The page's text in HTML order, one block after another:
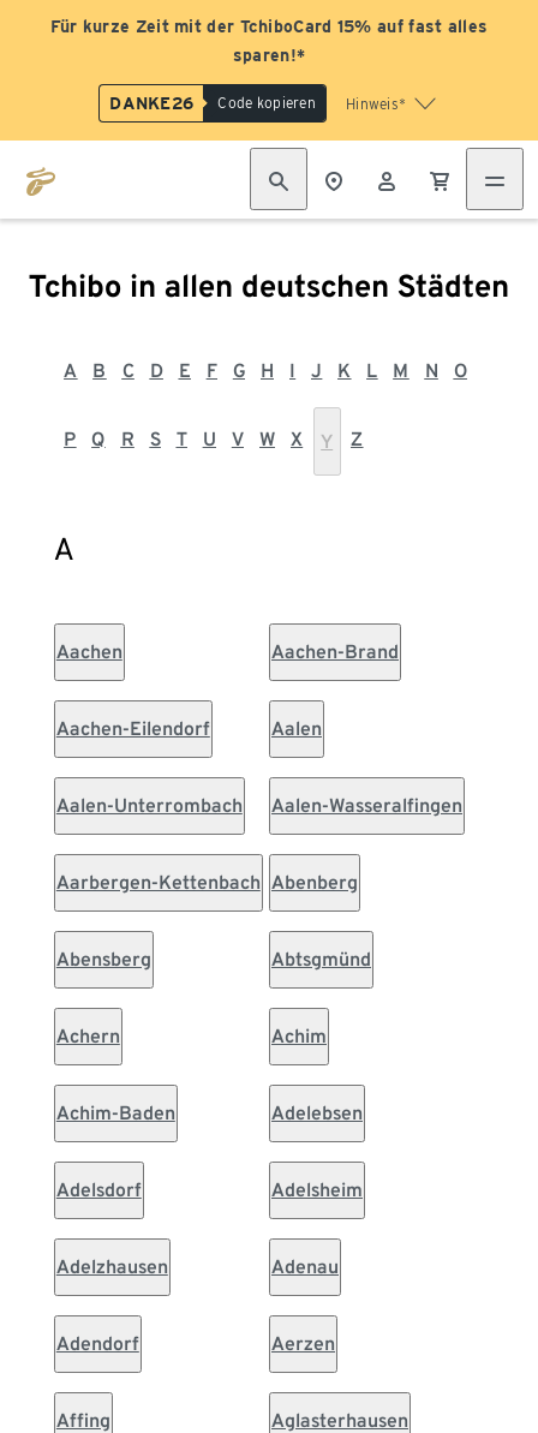
Für kurze Zeit mit der TchiboCard 15% auf fast alles
sparen!*
DANKE26 Code kopieren Hinweis*
Tchibo in allen deutschen Städten
A B C D E F G H I J K L M N O
P Q R S T U V W X Y Z
A
Aachen Aachen-Brand
Aachen-Eilendorf Aalen
Aalen-Unterrombach Aalen-Wasseralfingen
Aarbergen-Kettenbach Abenberg
Abensberg Abtsgmünd
Achern Achim
Achim-Baden Adelebsen
Adelsdorf Adelsheim
Adelzhausen Adenau
Adendorf Aerzen
Affing Aglasterhausen